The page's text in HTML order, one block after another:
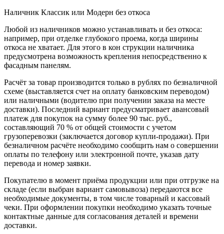
Наличник Классик или Модерн без откоса
Любой из наличников можно устанавливать и без откоса:
например, при отделке глубокого проема, когда ширины
откоса не хватает. Для этого в кон струкции наличника
предусмотрена возможность крепления непосредственно к
фасадным панелям.
Расчёт за товар производится только в рублях по безналичной
схеме (выставляется счет на оплату банковским переводом)
или наличными (водителю при получении заказа на месте
доставки). Последний вариант предусматривает авансовый
платеж для покупок на сумму более 90 тыс. руб.,
составляющий 70 % от общей стоимости с учетом
грузоперевозки (заключается договор купли-продажи). При
безналичном расчёте необходимо сообщить нам о совершении
оплаты по телефону или электронной почте, указав дату
перевода и номер заявки.
Покупателю в момент приёма продукции или при отгрузке на
складе (если выбран вариант самовывоза) передаются все
необходимые документы, в том числе товарный и кассовый
чеки. При оформлении покупки необходимо указать точные
контактные данные для согласования деталей и времени
доставки.